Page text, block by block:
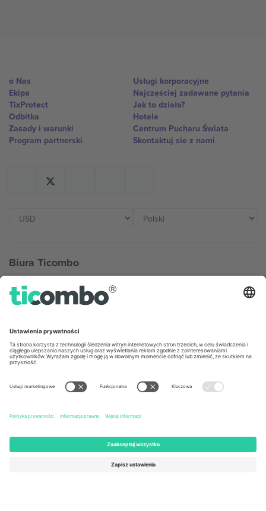
o Nas
Ekipa
TixProtect
Odbitka
Zasady i warunki
Program partnerski
Usługi korporacyjne
Najczęściej zadawane pytania
Jak to działa?
Hotele
Centrum Pucharu Świata
Skontaktuj sie z nami
Biura Ticombo
Germany
Unter den Linden 24, 10117
United States
Newark, Delaware 19713, United
Switzerland
Engelberg, Switzerland
Bulgaria
Regus Sofia City West, bul
Totleben 53-55, 1606 Sofia,
UAE Dubai Silicon Oasis, DDP
Building A1, Office 302, Dubai,
United Arab Emirates